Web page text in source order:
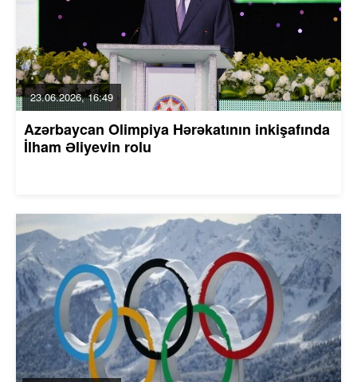
23.06.2026, 16:49
Azərbaycan Olimpiya Hərəkatının inkişafında
İlham Əliyevin rolu